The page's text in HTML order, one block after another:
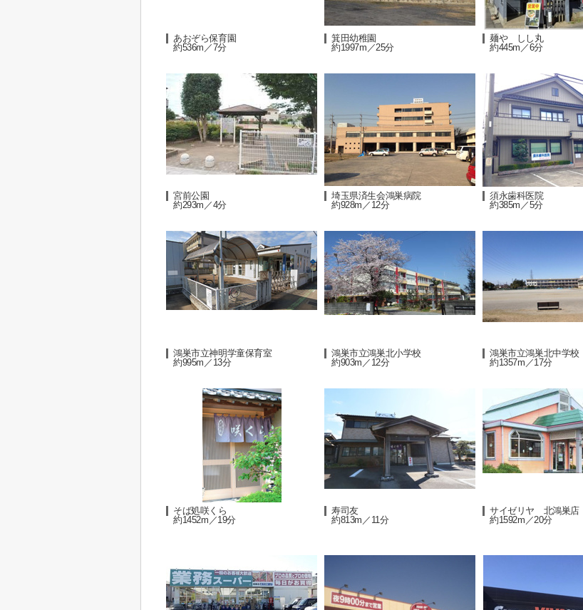
あおぞら保育園
約536m／7分
箕田幼稚園
約1997m／25分
麺や しし丸
約445m／6分
宮前公園
約293m／4分
埼玉県済生会鴻巣病院
約928m／12分
須永歯科医院
約385m／5分
鴻巣市立神明学童保育室
約995m／13分
鴻巣市立鴻巣北小学校
約903m／12分
鴻巣市立鴻巣北中学校
約1357m／17分
そば処咲くら
約1452m／19分
寿司友
約813m／11分
サイゼリヤ 北鴻巣店
約1592m／20分